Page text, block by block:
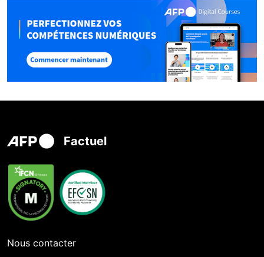
Factuel
Nous contacter